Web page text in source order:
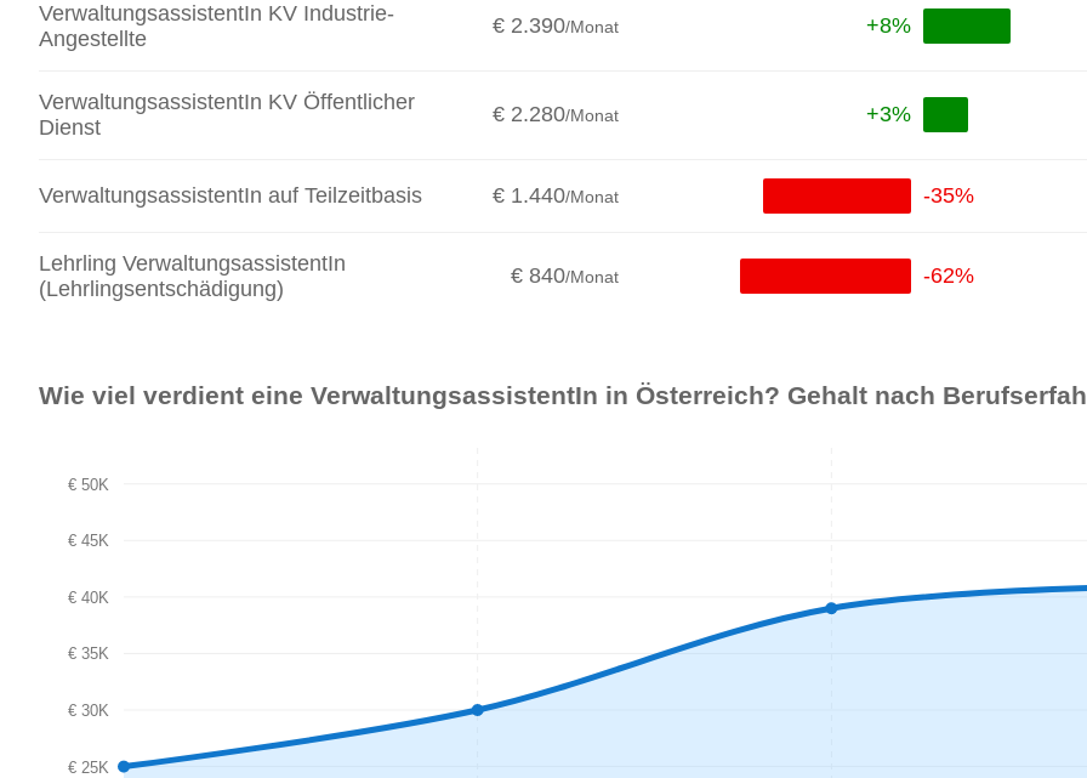
VerwaltungsassistentIn KV Industrie-
Angestellte
€ 2.390/Monat +8%
VerwaltungsassistentIn KV Öffentlicher
Dienst
€ 2.280/Monat +3%
VerwaltungsassistentIn auf Teilzeitbasis € 1.440/Monat -35%
Lehrling VerwaltungsassistentIn
(Lehrlingsentschädigung)
€ 840/Monat -62%
Wie viel verdient eine VerwaltungsassistentIn in Österreich? Gehalt nach
€ 25K
€ 30K
€ 35K
€ 40K
€ 45K
€ 50K